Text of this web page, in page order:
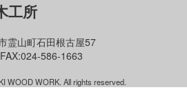
工所
霊山町石田根古屋57
586-1663
WOOD WORK. All rights reserved.